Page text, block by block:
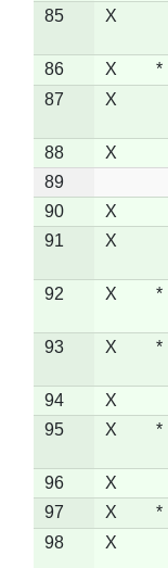
85 X
86 X *
87
X
88 X
89
90
X
91
X
92 X *
93 X *
94 X
95
X *
96 X
97
X *
98
X